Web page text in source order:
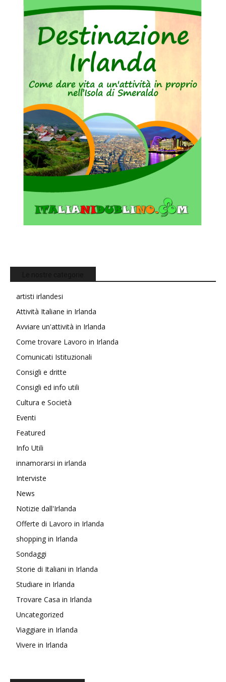
artisti irlandesi
Attività Italiane in Irlanda
Avviare un'attività in Irlanda
Come trovare Lavoro in Irlanda
Comunicati Istituzionali
Consigli e dritte
Consigli ed info utili
Cultura e Società
Eventi
Featured
Info Utili
innamorarsi in irlanda
Interviste
News
Notizie dall'Irlanda
Offerte di Lavoro in Irlanda
shopping in Irlanda
Sondaggi
Storie di Italiani in Irlanda
Studiare in Irlanda
Trovare Casa in Irlanda
Uncategorized
Viaggiare in Irlanda
Vivere in Irlanda